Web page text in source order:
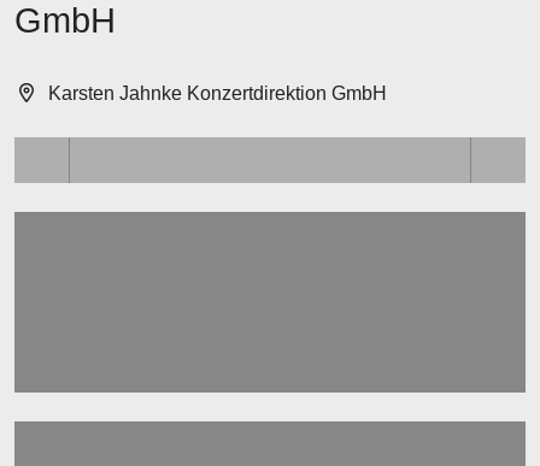
GmbH
Karsten Jahnke Konzertdirektion GmbH